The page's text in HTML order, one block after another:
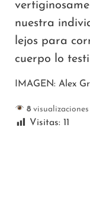
nuestra
lejos para
cuerpo lo
IMAGEN: Alex
8visualizaciones
Visitas: 11